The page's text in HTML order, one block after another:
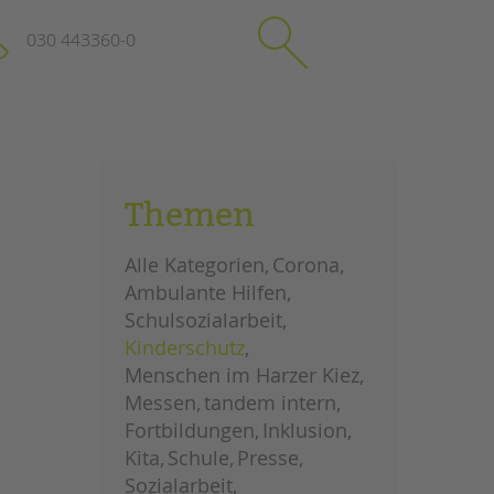
Impressum
Datenschutz
Hinweisgebersystem
Intranet
schließen
030 443360-0
SuchenThemen
Alle Kategorien Corona
Ambulante Hilfen
Schulsozialarbeit
Kinderschutz
Menschen im Harzer Kiez
Messen tandem intern
Fortbildungen Inklusion
Kita Schule Presse
Sozialarbeit